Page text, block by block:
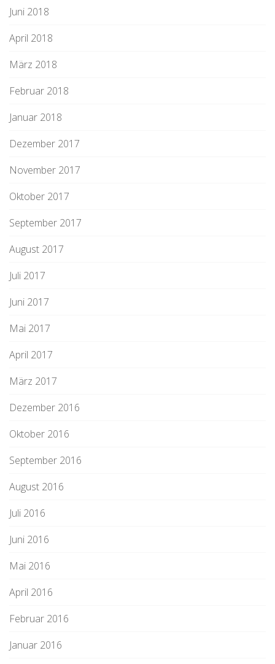
Juni 2018
April 2018
März 2018
Februar 2018
Januar 2018
Dezember 2017
November 2017
Oktober 2017
September 2017
August 2017
Juli 2017
Juni 2017
Mai 2017
April 2017
März 2017
Dezember 2016
Oktober 2016
September 2016
August 2016
Juli 2016
Juni 2016
Mai 2016
April 2016
Februar 2016
Januar 2016